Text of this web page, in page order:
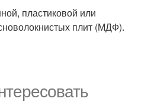
пластиковой или
плит (МДФ).